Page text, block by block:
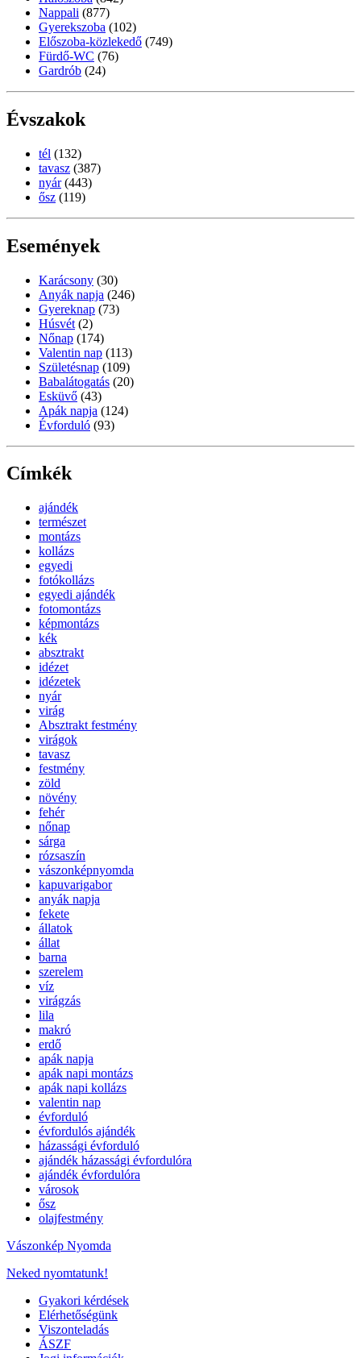
Nappali (877)
Gyerekszoba (102)
Előszoba-közlekedő (749)
Fürdő-WC (76)
Gardrób (24)
Évszakok
tél (132)
tavasz (387)
nyár (443)
ősz (119)
Események
Karácsony (30)
Anyák napja (246)
Gyereknap (73)
Húsvét (2)
Nőnap (174)
Valentin nap (113)
Születésnap (109)
Babalátogatás (20)
Esküvő (43)
Apák napja (124)
Évforduló (93)
Címkék
ajándék
természet
montázs
kollázs
egyedi
fotókollázs
egyedi ajándék
fotomontázs
képmontázs
kék
absztrakt
idézet
idézetek
nyár
virág
Absztrakt festmény
virágok
tavasz
festmény
zöld
növény
fehér
nőnap
sárga
rózsaszín
vászonképnyomda
kapuvarigabor
anyák napja
fekete
állatok
állat
barna
szerelem
víz
virágzás
lila
makró
erdő
apák napja
apák napi montázs
apák napi kollázs
valentin nap
évforduló
évfordulós ajándék
házassági évforduló
ajándék házassági évfordulóra
ajándék évfordulóra
városok
ősz
olajfestmény
Vászonkép Nyomda
Neked nyomtatunk!
Gyakori kérdések
Elérhetőségünk
Viszonteladás
ÁSZF